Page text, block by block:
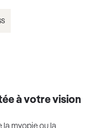
2025
à votre vision
la myopie ou la